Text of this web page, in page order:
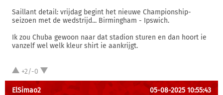
Saillant detail: vrijdag begint het nieuwe Championship-
seizoen met de wedstrijd... Birmingham - Ipswich.
Ik zou Chuba gewoon naar dat stadion sturen en dan hoort ie
vanzelf wel welk kleur shirt ie aankrijgt.
+2/-0
ElSimao2 05-08-2025 10:55:43